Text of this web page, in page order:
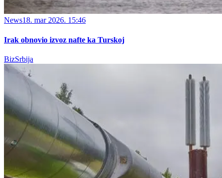
News18. mar 2026. 15:46
Irak obnovio izvoz nafte ka Turskoj
BizSrbija